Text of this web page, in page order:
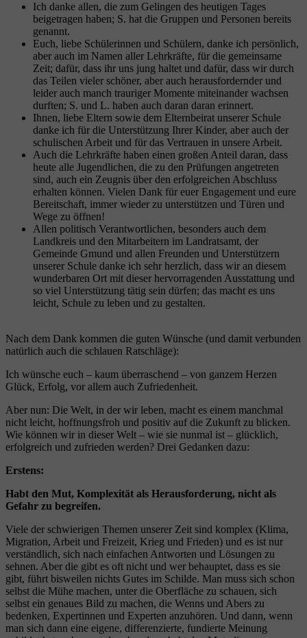
Ich danke allen, die zum Gelingen des heutigen Tages
beigetragen haben; S. hat die Gruppen und Personen bereits
genannt.
Euch, liebe Schülerinnen und Schülern, danke ich persönlich,
aber auch im Namen aller Lehrkräfte, für die gemeinsame
Zeit; dafür, dass ihr uns jung haltet und dafür, dass wir durch
das Teilen vieler schöner, aber auch herausfordernder und
leider auch manch trauriger Momente miteinander wachsen
durften; S. und L. haben auch daran daran erinnert.
Ihnen, liebe Eltern sowie dem Elternbeirat unserer Schule
danke ich für die Unterstützung Ihrer Kinder, aber auch der
schulischen Arbeit und für das Vertrauen in unsere Arbeit.
Auch die Lehrkräfte haben einen großen Anteil daran, dass
heute alle Jugendlichen, die zu den Prüfungen angetreten
sind, auch ein Zeugnis über den erfolgreichen Abschluss
erhalten können. Vielen Dank für euer Engagement und eure
Bereitschaft, immer wieder zu unterstützen und Türen und
Wege zu öffnen!
Allen politisch Verantwortlichen, besonders auch dem
Landkreis und den Mitarbeitern im Landratsamt, der
Gemeinde Gmund und allen Freunden und Unterstützern
unserer Schule danke ich sehr herzlich, dass wir an diesem
wunderbaren Ort mit dieser hervorragenden Ausstattung und
so viel Unterstützung tätig sein dürfen; das macht es uns
leicht, Schule zu leben und zu gestalten.
Nach dem Dank kommen die guten Wünsche (und damit verbunden
natürlich auch die schlauen Ratschläge):
Ich wünsche euch – kaum überraschend – von ganzem Herzen
Glück, Erfolg, vor allem auch Zufriedenheit.
Aber nun: Die Welt, in der wir leben, macht es einem manchmal
nicht leicht, hoffnungsfroh und positiv auf die Zukunft zu blicken.
Wie können wir in dieser Welt – wie sie nunmal ist – glücklich,
erfolgreich und zufrieden werden? Drei Gedanken dazu:
Erstens:
Habt den Mut, Komplexität als Herausforderung, nicht als
Gefahr zu begreifen.
Viele der schwierigen Themen unserer Zeit sind komplex (Klima,
Migration, Arbeit und Freizeit, Krieg und Frieden) und es ist nur
verständlich, sich nach einfachen Antworten und Lösungen zu
sehnen. Aber die gibt es oft nicht und wer behauptet, dass es sie
gibt, führt bisweilen nichts Gutes im Schilde. Man muss sich schon
selbst die Mühe machen, unter die Oberfläche zu schauen, sich
selbst ein genaues Bild zu machen, die Wenns und Abers zu
bedenken, Expertinnen und Experten anzuhören. Und dann, wenn
man sich dann eine eigene, differenzierte, fundierte Meinung